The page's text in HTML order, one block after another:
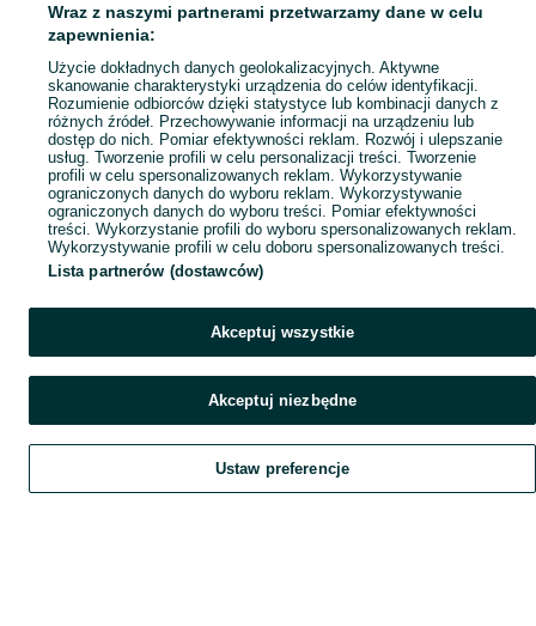
Szukaj Obserwujesz Dodaj Czat Konto
Wraz z naszymi partnerami przetwarzamy dane w celu
zapewnienia:
Użycie dokładnych danych geolokalizacyjnych. Aktywne
skanowanie charakterystyki urządzenia do celów identyfikacji.
Rozumienie odbiorców dzięki statystyce lub kombinacji danych z
różnych źródeł. Przechowywanie informacji na urządzeniu lub
dostęp do nich. Pomiar efektywności reklam. Rozwój i ulepszanie
usług. Tworzenie profili w celu personalizacji treści. Tworzenie
profili w celu spersonalizowanych reklam. Wykorzystywanie
ograniczonych danych do wyboru reklam. Wykorzystywanie
ograniczonych danych do wyboru treści. Pomiar efektywności
treści. Wykorzystanie profili do wyboru spersonalizowanych reklam.
Wykorzystywanie profili w celu doboru spersonalizowanych treści.
Lista partnerów (dostawców)
Akceptuj wszystkie
Akceptuj niezbędne
Ustaw preferencje